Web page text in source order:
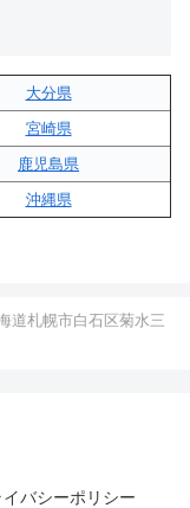
大分県
宮崎県
鹿児島県
沖縄県
道札幌市白石区菊水三
イバシーポリシー